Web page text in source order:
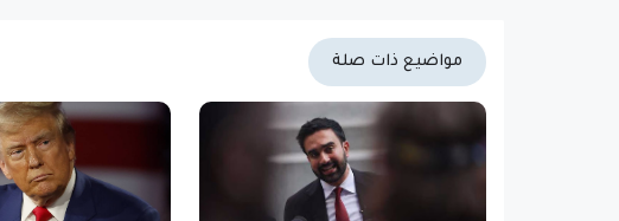
مواضيع ذات صلة